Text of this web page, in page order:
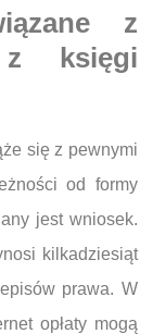
z
z księgi
się z pewnymi
od formy
jest wniosek.
kilkadziesiąt
prawa. W
opłaty mogą